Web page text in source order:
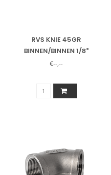
RVS KNIE 45GR
BINNEN/BINNEN 1/8"
€--,--